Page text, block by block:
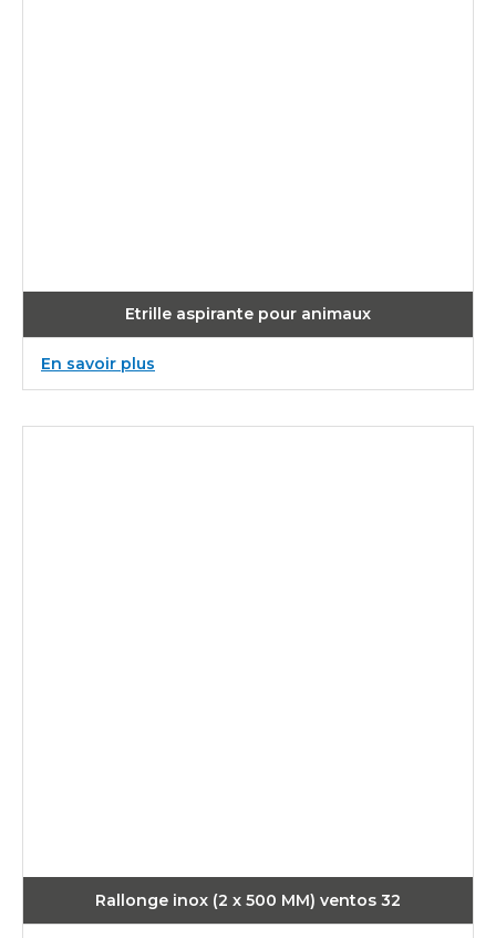
Etrille aspirante pour animaux
En savoir plus
Etrille
aspirante
animaux
Rallonge inox (2 x 500 MM) ventos 32